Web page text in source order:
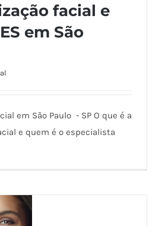
e MD CODES em São
facial e
em São
em São Paulo - SP O que é a
e quem é o especialista